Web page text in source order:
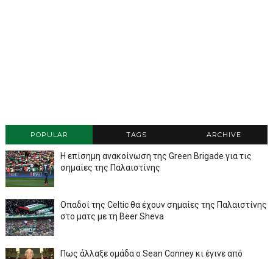
POPULAR TAGS ARCHIVE
Η επίσημη ανακοίνωση της Green Brigade για τις
σημαίες της Παλαιστίνης
Οπαδοί της Celtic θα έχουν σημαίες της Παλαιστίνης
στο ματς με τη Beer Sheva
Πως άλλαξε ομάδα ο Sean Conney κι έγινε από